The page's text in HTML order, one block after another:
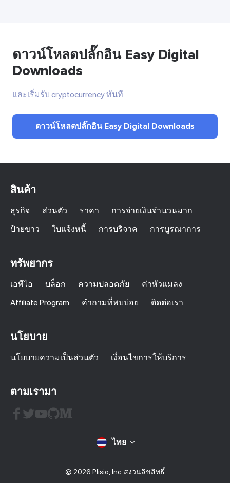
ดาวน์โหลดปลั๊กอิน Easy Digital
Downloads
และเริ่มรับ cryptocurrency ทันที
ดาวน์โหลดปลั๊กอิน Easy Digital Downloads
สินค้า
ธุรกิจ ส่วนตัว ราคา
การจ่ายเงินจำนวนมาก
ป้ายขาว
ใบแจ้งหนี้ การบริจาค การบูรณาการ
ทรัพยากร
เอพีไอ บล็อก ความปลอดภัย
ค่าหัวแมลง
Affiliate Program
คำถามที่พบบ่อย ติดต่อเรา
นโยบาย
นโยบายความเป็นส่วนตัว เงื่อนไขการให้บริการ
ตามเรามา
ไทย
© 2026 Plisio, Inc. สงวนลิขสิทธิ์